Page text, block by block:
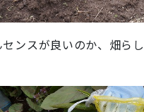
ンスが良いのか、畑ら